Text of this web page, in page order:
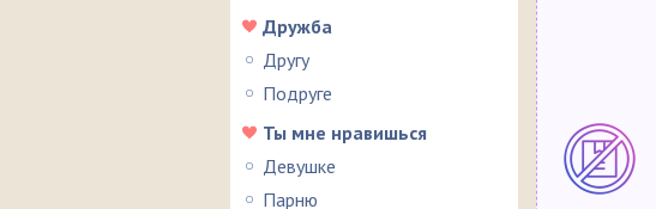
Дружба
Другу
Подруге
Ты мне нравишься
Девушке
Парню